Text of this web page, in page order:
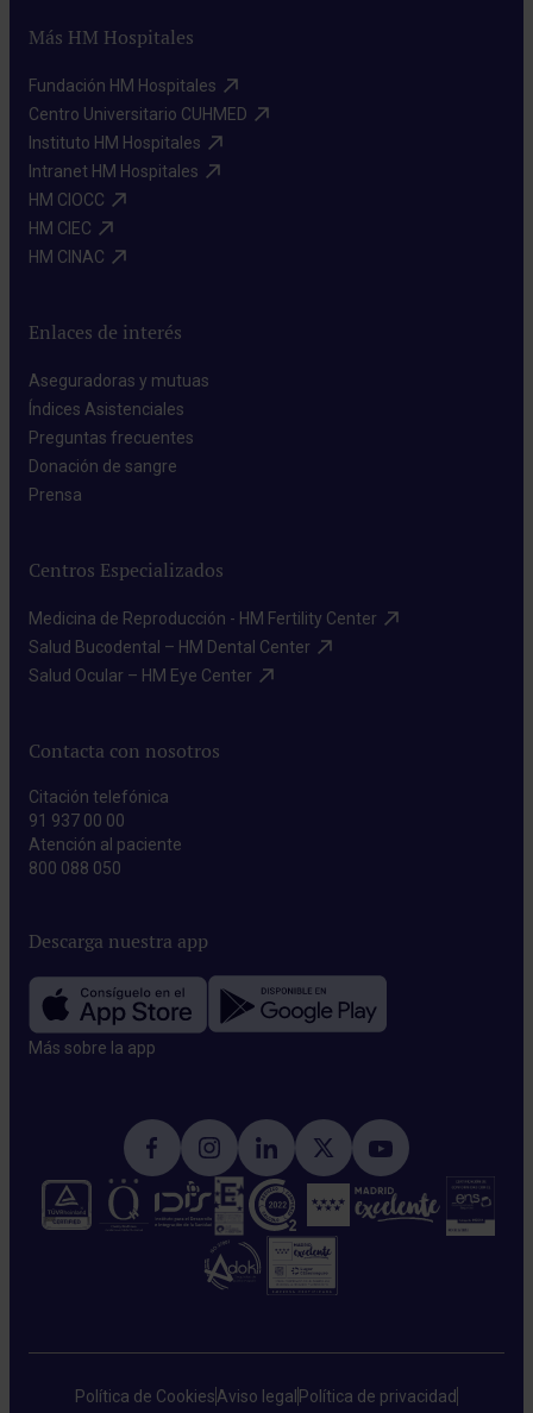
Más HM Hospitales
Fundación HM Hospitales​
Centro Universitario CUHMED​
Instituto HM Hospitales​
Intranet HM Hospitales​
HM CIOCC​
HM CIEC​
HM CINAC​
Enlaces de interés
Aseguradoras y mutuas​
Índices Asistenciales​
Preguntas frecuentes​
Donación de sangre​
Prensa​
Centros Especializados
Medicina de Reproducción - HM Fertility Center​
Salud Bucodental – HM Dental Center​
Salud Ocular – HM Eye Center​
Contacta con nosotros
Citación telefónica
91 937 00 00
Atención al paciente
800 088 050
Descarga nuestra app
Más sobre la app​
Política de CookiesAviso legal Política de privacidad